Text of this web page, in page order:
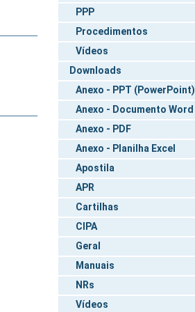
PPP
Procedimentos
Vídeos
Downloads
Anexo - PPT (PowerPoint)
Anexo - Documento Word
Anexo - PDF
Anexo - Planilha Excel
Apostila
APR
Cartilhas
CIPA
Geral
Manuais
NRs
Vídeos